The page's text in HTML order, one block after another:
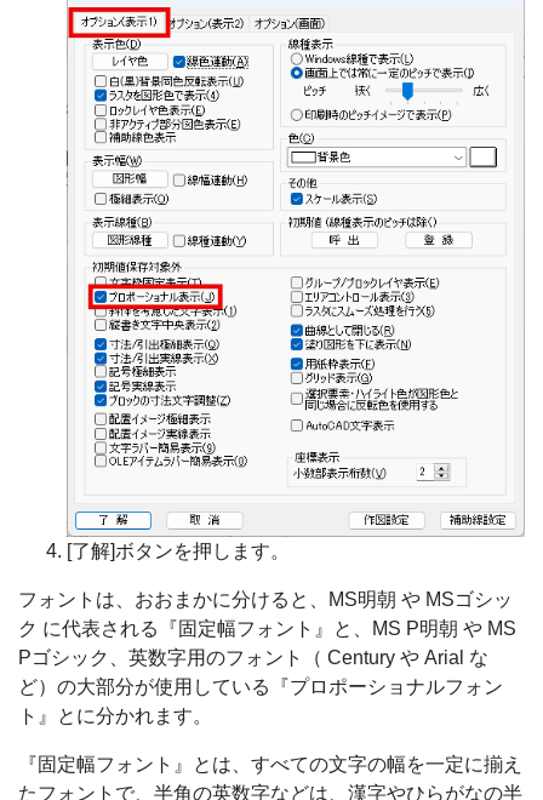
[了解]ボタンを押します。
フォントは、おおまかに分けると、MS明朝 や MSゴシッ
ク に代表される『固定幅フォント』と、MS P明朝 や MS
Pゴシック、英数字用のフォント（ Century や Arial な
ど）の大部分が使用している『プロポーショナルフォン
ト』とに分かれます。
『固定幅フォント』とは、すべての文字の幅を一定に揃え
たフォントで、半角の英数字などは、漢字やひらがなの半